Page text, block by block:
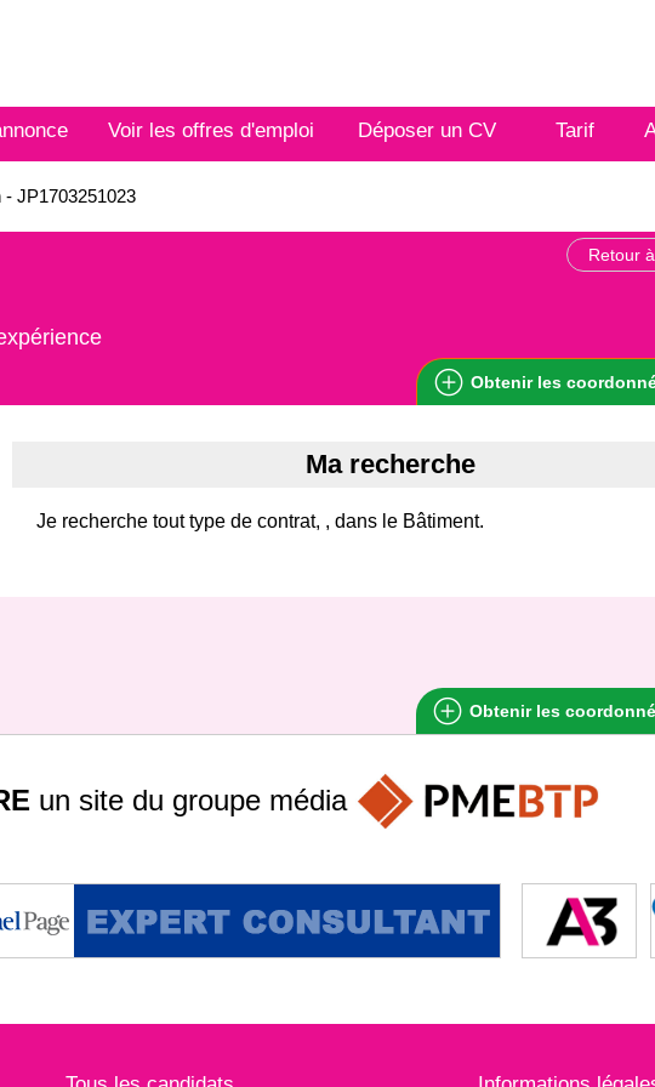
Voir les offres d'emploi Déposer un CV Tarif
JP1703251023
Retour
Obtenir les
Ma recherche
Je recherche tout type de contrat, , dans le Bâtiment.
Obtenir les
un site du groupe média